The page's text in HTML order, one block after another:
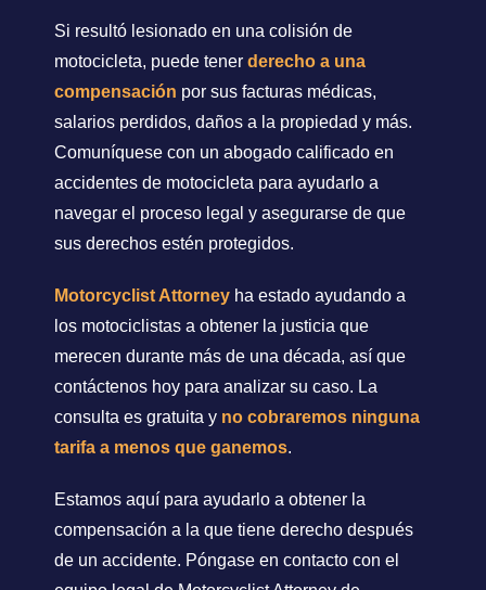
Si resultó lesionado en una colisión de
motocicleta, puede tener derecho a una
compensación por sus facturas médicas,
salarios perdidos, daños a la propiedad y más.
Comuníquese con un abogado calificado en
accidentes de motocicleta para ayudarlo a
navegar el proceso legal y asegurarse de que
sus derechos estén protegidos.
Motorcyclist Attorney ha estado ayudando a
los motociclistas a obtener la justicia que
merecen durante más de una década, así que
contáctenos hoy para analizar su caso. La
consulta es gratuita y no cobraremos ninguna
tarifa a menos que ganemos.
Estamos aquí para ayudarlo a obtener la
compensación a la que tiene derecho después
de un accidente. Póngase en contacto con el